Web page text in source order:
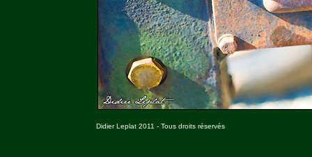
Didier Leplat 2011 - Tous droits réservés